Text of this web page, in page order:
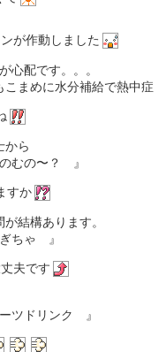
が作動しました
心配です。。。
まめに水分補給で熱中症
から
むの〜？ 』
すか
結構あります。
ちゃ 』
夫です
ドリンク 』